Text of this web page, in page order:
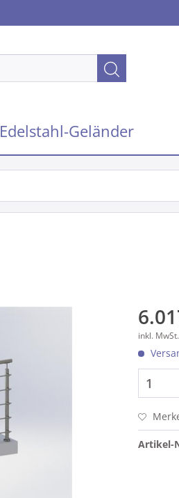
Edelstahl-Geländer
inkl. MwSt.
Artikel-